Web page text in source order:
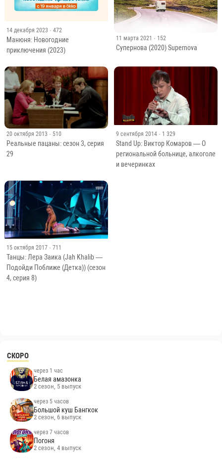
14 декабря 2023 · 472
Манюня: Новогодние
приключения (2023)
11 марта 2021 · 152
Супернова (2020) Supernova
20 октября 2013 · 510
Реальные пацаны: сезон 3, серия
29
9 сентября 2014 · 1 329
Stand Up: Виктор Комаров — О
региональной больнице, алкоголе
и вечеринках
15 октября 2017 · 711
Танцы: Лера Заика (Jah Khalib —
Подойди Поближе (Детка)) (сезон
4, серия 8)
СКОРО
через 1 час
Белая амазонка
2 сезон, 5 выпуск
через 5 часов
Большой куш Бангкок
2 сезон, 6 выпуск
через 7 часов
Погоня
2 сезон, 4 выпуск